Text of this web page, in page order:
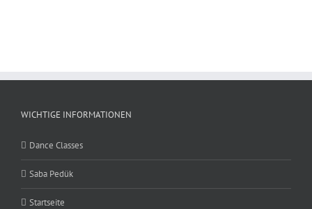
WICHTIGE INFORMATIONEN
Dance Classes
Saba Pedük
Startseite